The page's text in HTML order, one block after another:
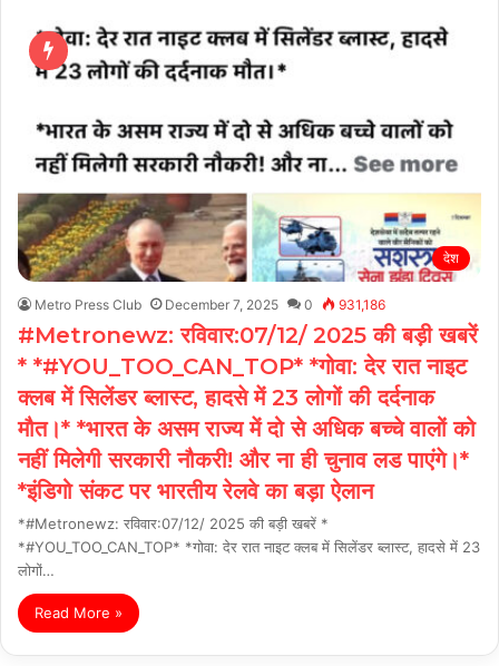
देश
Metro Press Club December 7, 2025 0 931,186
#Metronewz: रविवार:07/12/ 2025 की बड़ी खबरें
* *#YOU_TOO_CAN_TOP* *गोवा: देर रात नाइट
क्लब में सिलेंडर ब्लास्ट, हादसे में 23 लोगों की दर्दनाक
मौत।* *भारत के असम राज्य में दो से अधिक बच्चे वालों को
नहीं मिलेगी सरकारी नौकरी! और ना ही चुनाव लड पाएंगे।*
*इंडिगो संकट पर भारतीय रेलवे का बड़ा ऐलान
*#Metronewz: रविवार:07/12/ 2025 की बड़ी खबरें *
*#YOU_TOO_CAN_TOP* *गोवा: देर रात नाइट क्लब में सिलेंडर ब्लास्ट, हादसे में 23
लोगों…
Read More »